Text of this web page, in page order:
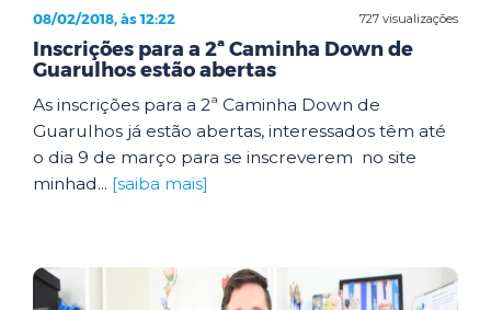
727 visualizações
08/02/2018, às 12:22
Inscrições para a 2ª Caminha Down de
Guarulhos estão abertas
As inscrições para a 2ª Caminha Down de
Guarulhos já estão abertas, interessados têm até
o dia 9 de março para se inscreverem no site
minhad... [saiba mais]